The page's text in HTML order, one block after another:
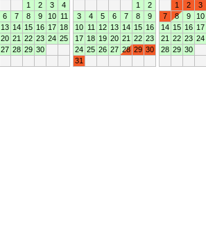
1 2 3
4
6 7 8 9 10 11
13 14 15 16 17 18
20 21 22 23 24 25
27 28 29 30
1
2
3
4 5 6 7 8
9
10 11 12 13 14 15 16
17 18 19 20 21 22 23
24 25 26 27 28 29 30
31
1 2
3
7
8 9
10
14 15 16 17
21 22 23 24
28 29 30